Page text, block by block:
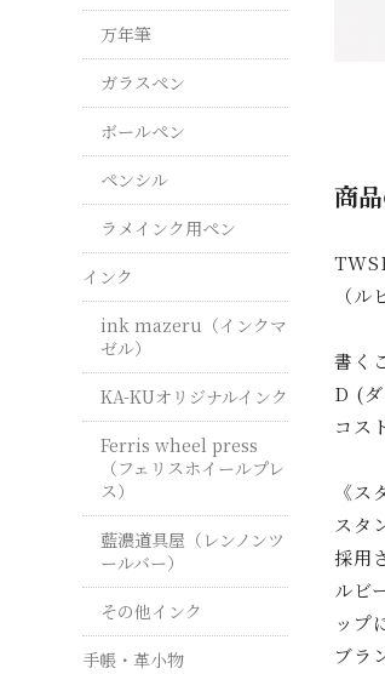
商
（ル
書く
D (
コス
《
スタ
採用
ルビ
ップ
ブラ
万年筆
ガラスペン
ボールペン
ペンシル
ラメインク用ペン
インク
ink mazeru（インクマ
ゼル）
KA-KUオリジナルインク
Ferris wheel press
（フェリスホイールプレ
ス）
藍濃道具屋（レンノンツ
ールバー）
その他インク
手帳・革小物